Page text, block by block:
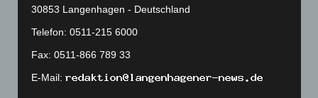
Oktober 2022(166)
September 2022(205)
August 2022(166)
Juli 2022 (133)
30853 Langenhagen - Deutschland
Telefon: 0511-215 6000
Fax: 0511-866 789 33
E-Mail: